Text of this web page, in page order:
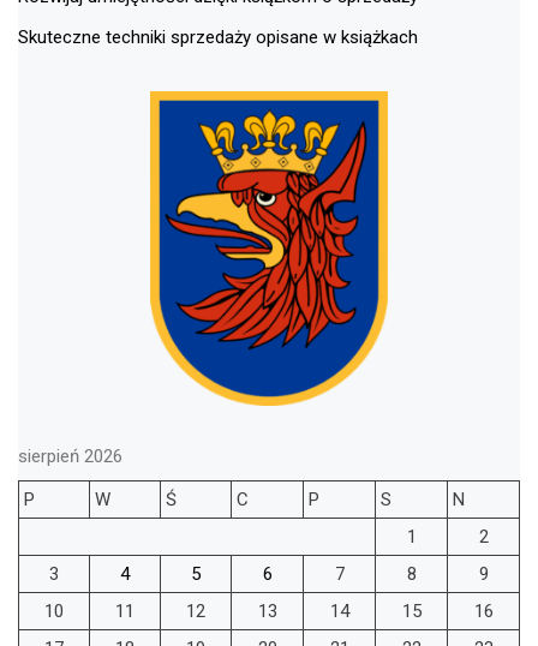
Skuteczne techniki sprzedaży opisane w książkach
sierpień 2026
P
W Ś C P S
N
1
2
3
4 5 6 7 8
9
10
11 12 13 14 15
16